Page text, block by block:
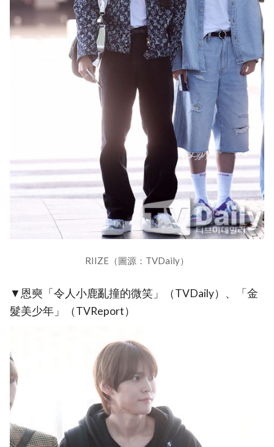
RIIZE（圖源：TVDaily）
▼恩奭「令人小鹿亂撞的微笑」（TVDaily）、「金
髮美少年」（TVReport）